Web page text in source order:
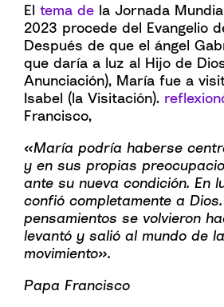
El tema de la Jornada
2023 procede del Evangelio
Después de que el ángel
que daría a luz al Hijo de
Anunciación), María fue a
Isabel (la Visitación).
Francisco,
«María podría haberse
y en sus propias
ante su nueva condición. En
confió completamente a
pensamientos se volvieron
levantó y salió al mundo de
movimiento».
Papa Francisco